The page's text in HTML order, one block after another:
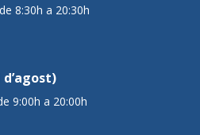
8:30h a 20:30h
d’agost)
9:00h a 20:00h